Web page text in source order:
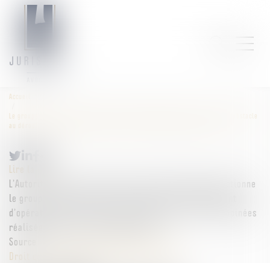
Accueil
Le groupe Loste est sanctionné à hauteur de 900 000 euros pour avoir fait obstacle
au déroulement d’opérations de visite et saisie réalisées par l’Autorité
Droit commercial
Source :
L’Autorité de la concurrence (ci-après l’Autorité) sanctionne
le groupe Loste pour avoir fait obstacle au déroulement
d’opérations de visite et saisie (ci-après « OVS ») inopinées
réalisées les 16 et 17 novembre 2023...
Lire la suite